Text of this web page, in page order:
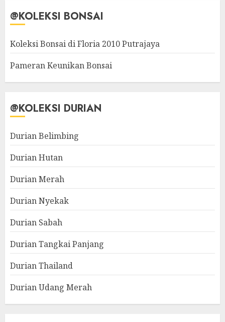
@KOLEKSI BONSAI
Koleksi Bonsai di Floria 2010 Putrajaya
Pameran Keunikan Bonsai
@KOLEKSI DURIAN
Durian Belimbing
Durian Hutan
Durian Merah
Durian Nyekak
Durian Sabah
Durian Tangkai Panjang
Durian Thailand
Durian Udang Merah